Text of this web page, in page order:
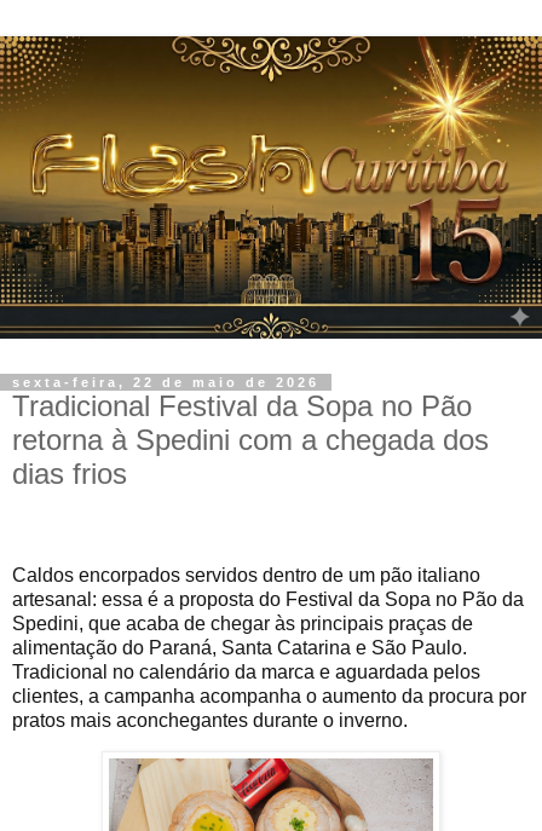
sexta-feira, 22 de maio de 2026
Tradicional Festival da Sopa no Pão
retorna à Spedini com a chegada dos
dias frios
Caldos encorpados servidos dentro de um pão italiano
artesanal: essa é a proposta do Festival da Sopa no Pão da
Spedini, que acaba de chegar às principais praças de
alimentação do Paraná, Santa Catarina e São Paulo.
Tradicional no calendário da marca e aguardada pelos
clientes, a campanha acompanha o aumento da procura por
pratos mais aconchegantes durante o inverno.